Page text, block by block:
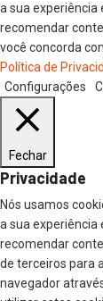
a sua experiência
recomendar
você concorda
Política de
Configurações
Fechar
Privacidade
Nós usamos
a sua experiência
recomendar
de terceiros para
navegador